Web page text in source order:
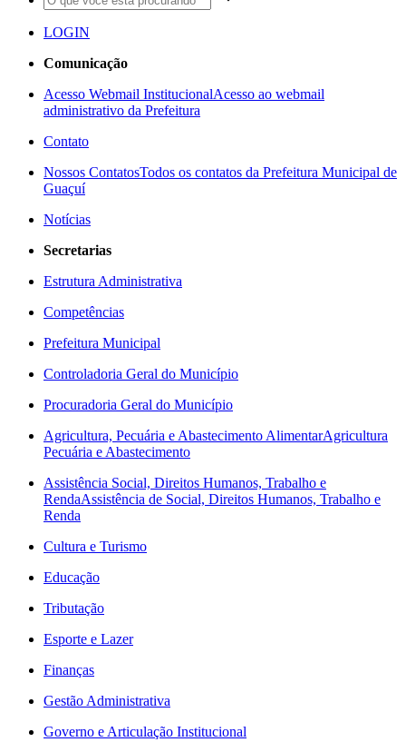
LOGIN
Comunicação
Acesso Webmail InstitucionalAcesso ao webmail
administrativo da Prefeitura
Contato
Nossos ContatosTodos os contatos da Prefeitura Municipal de
Guaçuí
Notícias
Secretarias
Estrutura Administrativa
Competências
Prefeitura Municipal
Controladoria Geral do Município
Procuradoria Geral do Município
Agricultura, Pecuária e Abastecimento AlimentarAgricultura
Pecuária e Abastecimento
Assistência Social, Direitos Humanos, Trabalho e
RendaAssistência de Social, Direitos Humanos, Trabalho e
Renda
Cultura e Turismo
Educação
Tributação
Esporte e Lazer
Finanças
Gestão Administrativa
Governo e Articulação Institucional